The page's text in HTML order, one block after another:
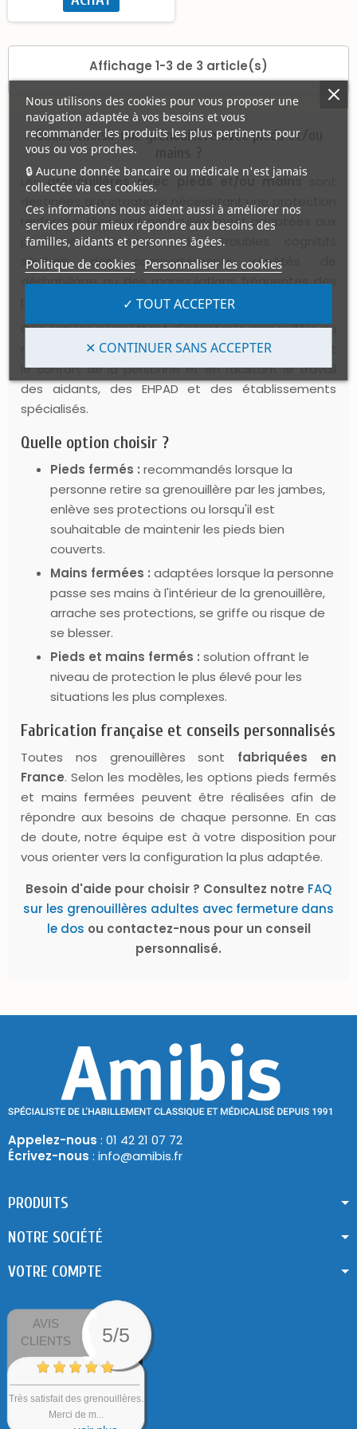
Affichage 1-3 de 3 article(s)
Quand choisir une grenouillère avec pieds et/ou
Lesgrenouillères avec pieds et/ou mains
destinées aux situations nécessitant une protection
renforcée. Elles sont particulièrement adaptées aux
personnes présentant des troubles cognitifs
sévères, des comportements répétés de
déshabillage ou des manipulations fréquentes des
protections urinaires.
Ces options permettent d'adapter la grenouillère au
niveau de protection recherché, tout en préservant
le confort de la personne et en facilitant le travail
des aidants, des EHPAD et des établissements
spécialisés.
Quelle option choisir ?
Pieds fermés : recommandés lorsque la
personne retire sa grenouillère par les jambes,
enlève ses protections ou lorsqu'il est
souhaitable de maintenir les pieds bien
couverts.
Mains fermées : adaptées lorsque la personne
passe ses mains à l'intérieur de la grenouillère,
arrache ses protections, se griffe ou risque de
se blesser.
Pieds et mains fermés : solution offrant le
niveau de protection le plus élevé pour les
situations les plus complexes.
Fabrication française et conseils personnalisés
Toutes nos grenouillères sont fabriquées en
France. Selon les modèles, les options pieds fermés
et mains fermées peuvent être réalisées afin de
répondre aux besoins de chaque personne. En cas
de doute, notre équipe est à votre disposition pour
vous orienter vers la configuration la plus adaptée.
Besoin d'aide pour choisir ? Consultez notre FAQ
sur les grenouillères adultes avec fermeture dans
le dos ou contactez-nous pour un conseil
personnalisé.
Appelez-nous : 01 42 21 07 72
Écrivez-nous : info@amibis.fr
PRODUITS
NOTRE SOCIÉTÉ
VOTRE COMPTE
AVIS
CLIENTS
5/5
Très satisfait des grenouillères.
Merci de m...
Nous utilisons des cookies pour vous proposer une
navigation adaptée à vos besoins et vous
recommander les produits les plus pertinents pour
vous ou vos proches.
🔒 Aucune donnée bancaire ou médicale n'est jamais
collectée via ces cookies.
Ces informations nous aident aussi à améliorer nos
services pour mieux répondre aux besoins des
familles, aidants et personnes âgées.
Politique de cookies Personnaliser les cookies
✕ CONTINUER SANS ACCEPTER
✓ TOUT ACCEPTER